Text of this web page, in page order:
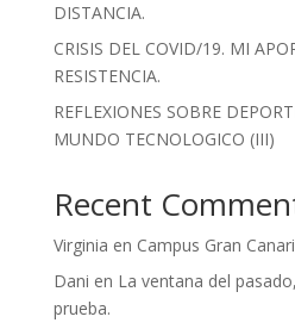
DISTANCIA.
CRISIS DEL COVID/19. MI
RESISTENCIA.
REFLEXIONES SOBRE
MUNDO TECNOLOGICO (III)
Recent
Virginia en Campus Gran
Dani en La ventana del
prueba.